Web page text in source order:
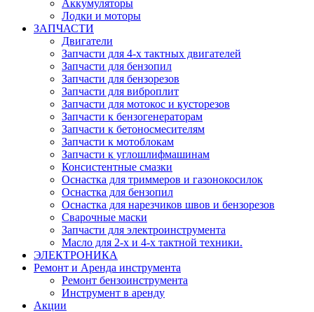
Аккумуляторы
Лодки и моторы
ЗАПЧАСТИ
Двигатели
Запчасти для 4-х тактных двигателей
Запчасти для бензопил
Запчасти для бензорезов
Запчасти для виброплит
Запчасти для мотокос и кусторезов
Запчасти к бензогенераторам
Запчасти к бетоносмесителям
Запчасти к мотоблокам
Запчасти к углошлифмашинам
Консистентные смазки
Оснастка для триммеров и газонокосилок
Оснастка для бензопил
Оснастка для нарезчиков швов и бензорезов
Сварочные маски
Запчасти для электроинструмента
Масло для 2-х и 4-х тактной техники.
ЭЛЕКТРОНИКА
Ремонт и Аренда инструмента
Ремонт бензоинструмента
Инструмент в аренду
Акции